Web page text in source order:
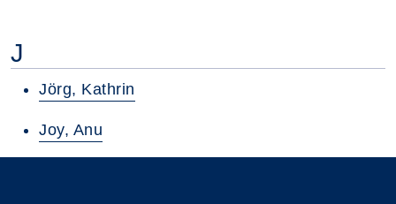
J
Jörg, Kathrin
Joy, Anu